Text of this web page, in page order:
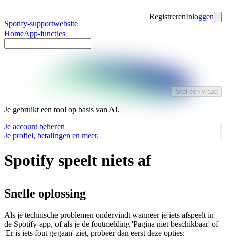
Spotify-supportwebsite
RegistrerenInloggen
HomeApp-functies
Stel een vraag
Je gebruikt een tool op basis van AI.
Je account beheren
Je profiel, betalingen en meer.
Spotify speelt niets af
Snelle oplossing
Als je technische problemen ondervindt wanneer je iets afspeelt in
de Spotify-app, of als je de foutmelding 'Pagina niet beschikbaar' of
'Er is iets fout gegaan' ziet, probeer dan eerst deze opties: